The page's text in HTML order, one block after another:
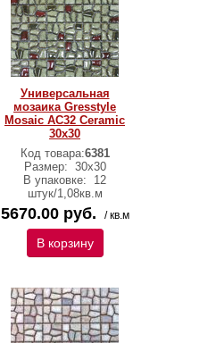
Универсальная
мозаика Gresstyle
Mosaic АС32 Ceramic
30х30
Код товара:6381
Размер: 30х30
В упаковке:
12
штук/1,08кв.м
5670.00 руб. / кв.м
В корзину